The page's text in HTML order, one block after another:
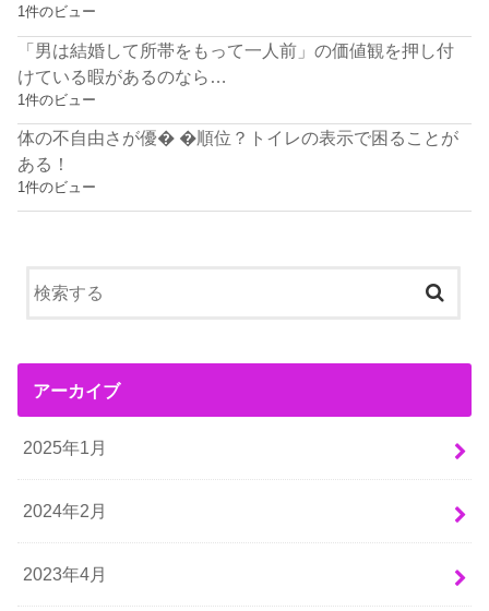
1件のビュー
「男は結婚して所帯をもって一人前」の価値観を押し付
けている暇があるのなら…
1件のビュー
体の不自由さが優� �順位？トイレの表示で困ることが
ある！
1件のビュー
アーカイブ
2025年1月
2024年2月
2023年4月